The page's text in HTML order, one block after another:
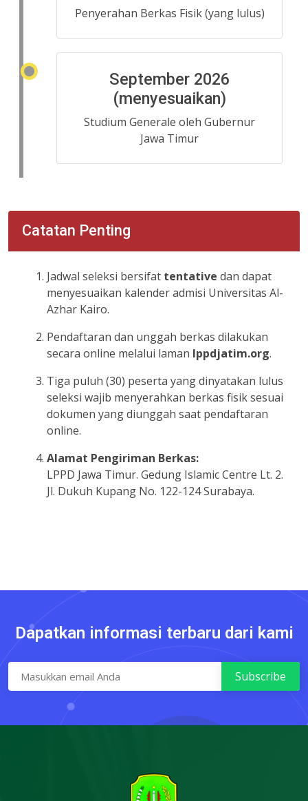
Penyerahan Berkas Fisik (yang lulus)
September 2026
(menyesuaikan)
Studium Generale oleh Gubernur
Jawa Timur
Catatan Penting
Jadwal seleksi bersifat tentative dan dapat
menyesuaikan kalender admisi Universitas Al-
Azhar Kairo.
Pendaftaran dan unggah berkas dilakukan
secara online melalui laman lppdjatim.org.
Tiga puluh (30) peserta yang dinyatakan lulus
seleksi wajib menyerahkan berkas fisik sesuai
dokumen yang diunggah saat pendaftaran
online.
Alamat Pengiriman Berkas:
LPPD Jawa Timur. Gedung Islamic Centre Lt. 2.
Jl. Dukuh Kupang No. 122-124 Surabaya.
Dapatkan informasi terbaru dari kami